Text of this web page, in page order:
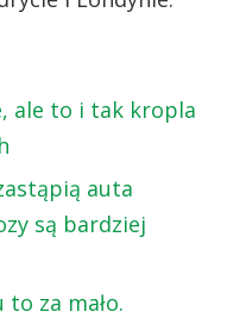
ale to i tak kropla
auta
są bardziej
za mało.